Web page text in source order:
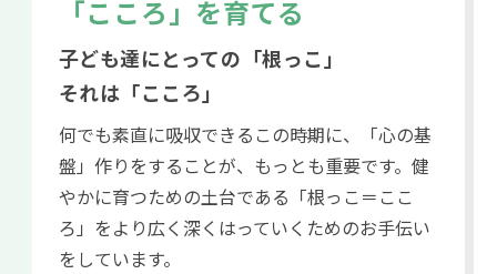
「こころ」を育てる
子ども達にとっての「根っこ」
それは「こころ」
何でも素直に吸収できるこの時期に、「心の基
盤」作りをすることが、もっとも重要です。健
やかに育つための土台である「根っこ＝ここ
ろ」をより広く深くはっていくためのお手伝い
をしています。